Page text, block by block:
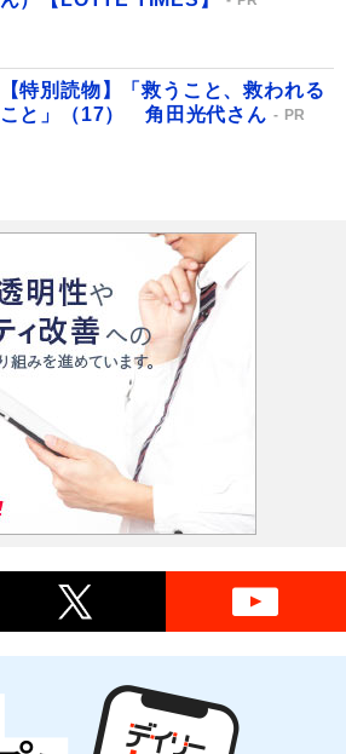
【特別読物】「救うこと、救われる
こと」（17） 角田光代さん
PR